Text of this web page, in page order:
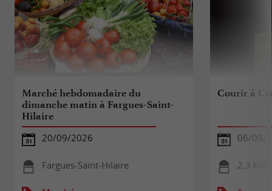
Marché hebdomadaire du
dimanche matin à Fargues-Saint-
Hilaire
20/09/2026
Fargues-Saint-Hilaire
Courir à
06/09/
2,3 km